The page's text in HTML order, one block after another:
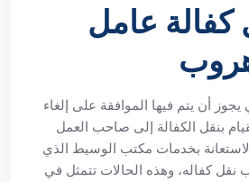
كفالة عامل
هروب
أن يتم فيها الموافقة على إلغاء
بنقل الكفالة إلى صاحب العمل
بخدمات مكتب الوسيط الذي
كفاله، وهذه الحالات تتمثل في